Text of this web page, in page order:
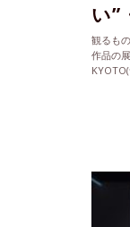
い”
観るも
作品の